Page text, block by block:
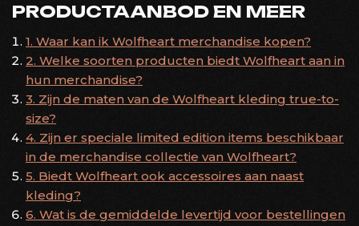
PRODUCTAANBOD EN MEER
1. Waar kan ik Wolfheart merchandise kopen?
2. Welke soorten producten biedt Wolfheart aan in
hun merchandise?
3. Zijn de maten van de Wolfheart kleding true-to-
size?
4. Zijn er speciale limited edition items beschikbaar
in de merchandise collectie van Wolfheart?
5. Biedt Wolfheart ook accessoires aan naast
kleding?
6. Wat is de gemiddelde levertijd voor bestellingen